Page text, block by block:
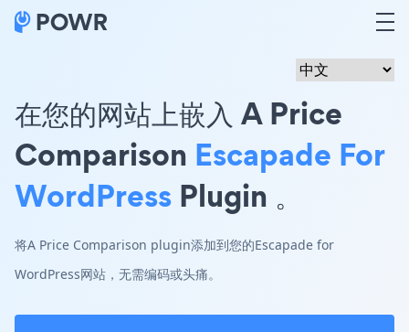
在您的网站上嵌入 A Price
Comparison Escapade For
WordPress Plugin 。
将A Price Comparison plugin添加到您的Escapade for
WordPress网站，无需编码或头痛。